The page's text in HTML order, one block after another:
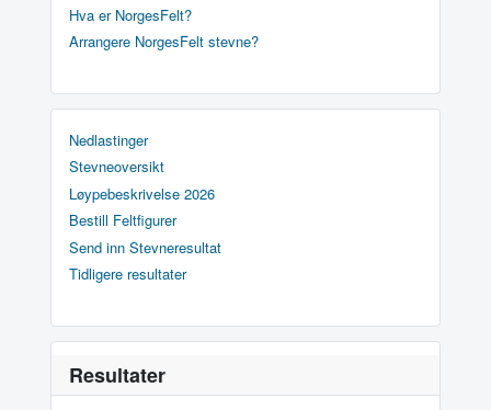
Hva er NorgesFelt?
Arrangere NorgesFelt stevne?
Nedlastinger
Stevneoversikt
Løypebeskrivelse 2026
Bestill Feltfigurer
Send inn Stevneresultat
Tidligere resultater
Resultater